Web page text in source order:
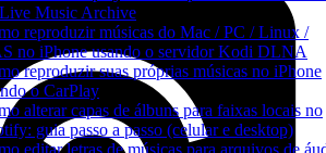
Music Archive
reproduzir músicas do Mac / PC / Linux /
no iPhone usando o servidor Kodi DLNA
reproduzir suas próprias músicas no iPhone
o CarPlay
alterar capas de álbuns para faixas locais no
guia passo a passo (celular e desktop)
editar letras de músicas para arquivos de